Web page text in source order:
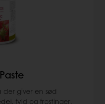
der giver en sød
fyld og frostinger.